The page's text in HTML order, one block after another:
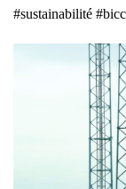
#sustainabilité